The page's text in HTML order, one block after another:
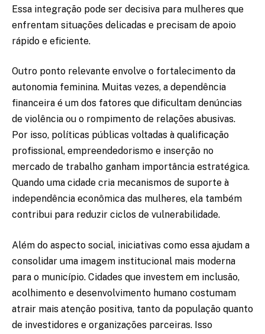
Essa integração pode ser decisiva para mulheres que
enfrentam situações delicadas e precisam de apoio
rápido e eficiente.
Outro ponto relevante envolve o fortalecimento da
autonomia feminina. Muitas vezes, a dependência
financeira é um dos fatores que dificultam denúncias
de violência ou o rompimento de relações abusivas.
Por isso, políticas públicas voltadas à qualificação
profissional, empreendedorismo e inserção no
mercado de trabalho ganham importância estratégica.
Quando uma cidade cria mecanismos de suporte à
independência econômica das mulheres, ela também
contribui para reduzir ciclos de vulnerabilidade.
Além do aspecto social, iniciativas como essa ajudam a
consolidar uma imagem institucional mais moderna
para o município. Cidades que investem em inclusão,
acolhimento e desenvolvimento humano costumam
atrair mais atenção positiva, tanto da população quanto
de investidores e organizações parceiras. Isso